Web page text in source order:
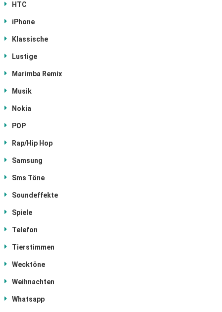
HTC
iPhone
Klassische
Lustige
Marimba Remix
Musik
Nokia
POP
Rap/Hip Hop
Samsung
Sms Töne
Soundeffekte
Spiele
Telefon
Tierstimmen
Wecktöne
Weihnachten
Whatsapp